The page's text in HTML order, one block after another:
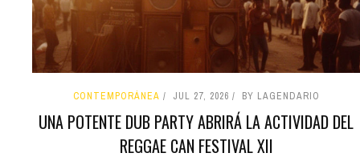
CONTEMPORÁNEA JUL 27, 2026 BY LAGENDARIO
UNA POTENTE DUB PARTY ABRIRÁ LA ACTIVIDAD DEL
REGGAE CAN FESTIVAL XII